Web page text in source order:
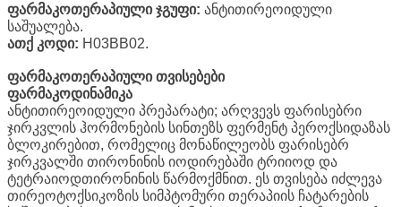
ფარმაკოთერაპიული ჯგუფი: ანტითირეოიდული
საშუალება.
ათქ კოდი: H03BB02.
ფარმაკოთერაპიული თვისებები
ფარმაკოდინამიკა
ანტითირეოიდული პრეპარატი; არღვევს ფარისებრი
ჯირკვლის ჰორმონების სინთეზს ფერმენტ პეროქსიდაზას
ბლოკირებით, რომელიც მონაწილეობს ფარისებრ
ჯირკვალში თირონინის იოდირებაში ტრიიოდ და
ტეტრაიოდთირონინის წარმოქმნით. ეს თვისება იძლევა
თირეოტოქსიკოზის სიმპტომური თერაპიის ჩატარების